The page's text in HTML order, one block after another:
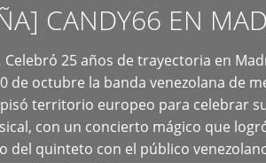
tendencias del metal y […]
CANDY66 EN
Celebró 25 años de trayectoria en
de octubre la banda venezolana de
territorio europeo para celebrar
con un concierto mágico que
del quinteto con el público